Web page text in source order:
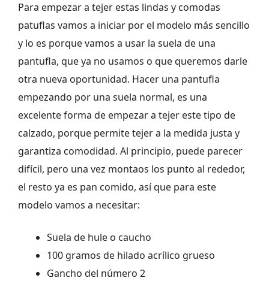
Para empezar a tejer estas lindas y comodas
patuflas vamos a iniciar por el modelo más sencillo
y lo es porque vamos a usar la suela de una
pantufla, que ya no usamos o que queremos darle
otra nueva oportunidad. Hacer una pantufla
empezando por una suela normal, es una
excelente forma de empezar a tejer este tipo de
calzado, porque permite tejer a la medida justa y
garantiza comodidad. Al principio, puede parecer
difícil, pero una vez montaos los punto al rededor,
el resto ya es pan comido, así que para este
modelo vamos a necesitar:
Suela de hule o caucho
100 gramos de hilado acrílico grueso
Gancho del número 2